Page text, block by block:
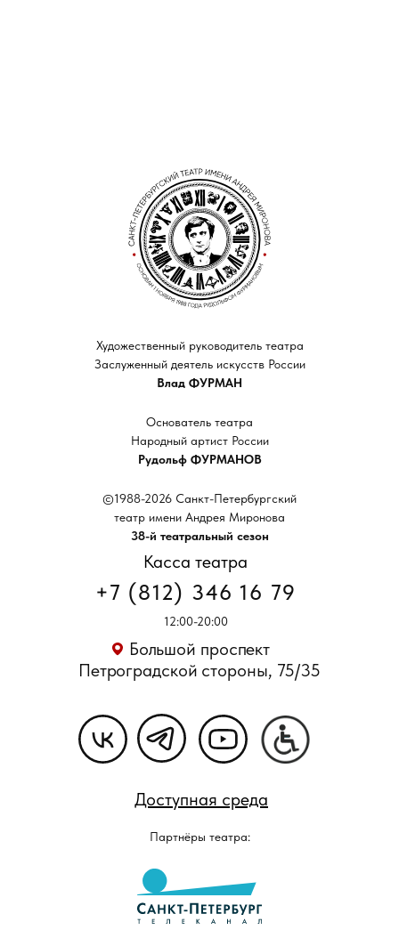
Художественный руководитель театра
Заслуженный деятель искусств России
Влад ФУРМАН
12:00-20:00
+7 (812) 346 16 79
©1988-2026 Санкт-Петербургский
театр имени Андрея Миронова
38-й театральный сезон
Основатель театра
Народный артист России
Рудольф ФУРМАНОВ
Большой проспект
Петроградской стороны, 75/35
Партнёры театра:
Касса театра
Доступная среда